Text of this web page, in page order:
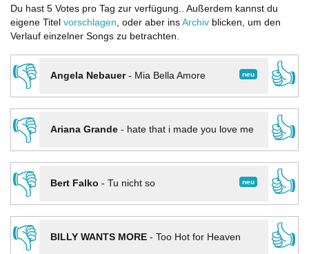
Du hast 5 Votes pro Tag zur verfügung.. Außerdem kannst du
eigene Titel vorschlagen, oder aber ins Archiv blicken, um den
Verlauf einzelner Songs zu betrachten.
👎 neu
Angela Nebauer- Mia Bella Amore
👍
👎
Ariana Grande- hate that i made you love me
👍
👎
neu
Bert Falko - Tu nicht so
👍
👎
BILLY WANTS MORE- Too Hot for Heaven
👍